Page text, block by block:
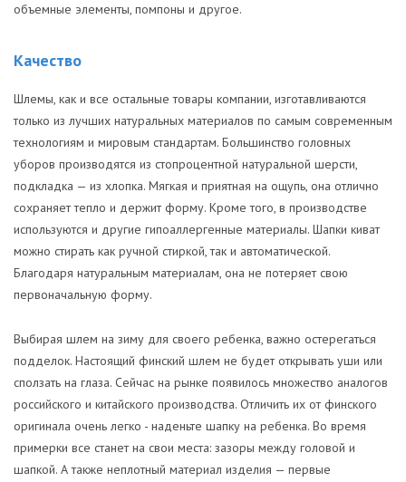
объемные элементы, помпоны и другое.
Качество
Шлемы, как и все остальные товары компании, изготавливаются
только из лучших натуральных материалов по самым современным
технологиям и мировым стандартам. Большинство головных
уборов производятся из стопроцентной натуральной шерсти,
подкладка — из хлопка. Мягкая и приятная на ощупь, она отлично
сохраняет тепло и держит форму. Кроме того, в производстве
используются и другие гипоаллергенные материалы. Шапки киват
можно стирать как ручной стиркой, так и автоматической.
Благодаря натуральным материалам, она не потеряет свою
первоначальную форму.
Выбирая шлем на зиму для своего ребенка, важно остерегаться
подделок. Настоящий финский шлем не будет открывать уши или
сползать на глаза. Сейчас на рынке появилось множество аналогов
российского и китайского производства. Отличить их от финского
оригинала очень легко - наденьте шапку на ребенка. Во время
примерки все станет на свои места: зазоры между головой и
шапкой. А также неплотный материал изделия — первые